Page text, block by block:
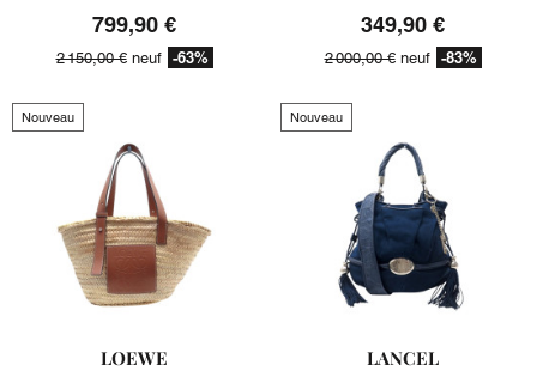
799,90 €
2 150,00 €neuf -63%
349,90 €
2 000,00 €neuf -83%
Nouveau
LOEWE
Nouveau
LANCEL